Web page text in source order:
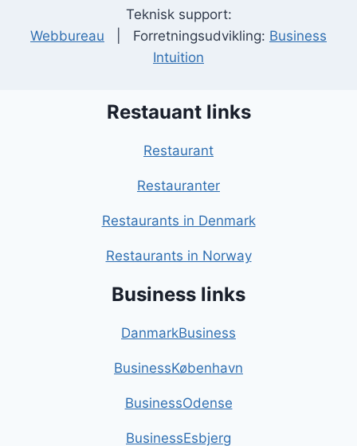
Teknisk support:
Webbureau | Forretningsudvikling: Business
Intuition
Restauant links
Restaurant
Restauranter
Restaurants in Denmark
Restaurants in Norway
Business links
DanmarkBusiness
BusinessKøbenhavn
BusinessOdense
BusinessEsbjerg